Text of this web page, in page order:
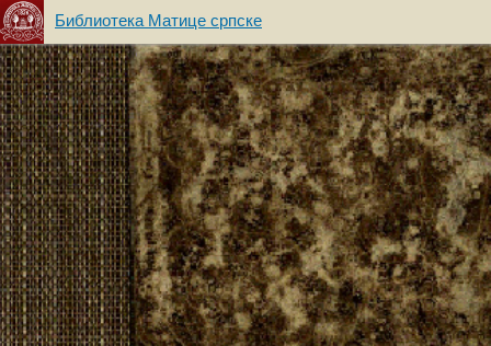
Библиотека Матице српске